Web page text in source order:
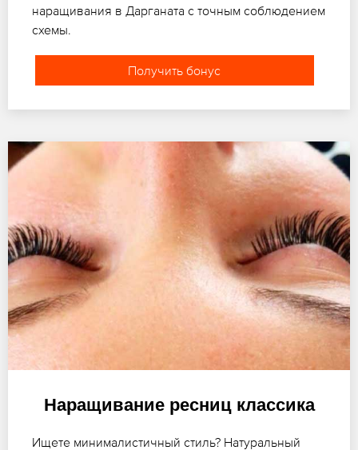
наращивания в Дарганата с точным соблюдением
схемы.
Получить бонус
Наращивание ресниц классика
Ищете минималистичный стиль? Натуральный